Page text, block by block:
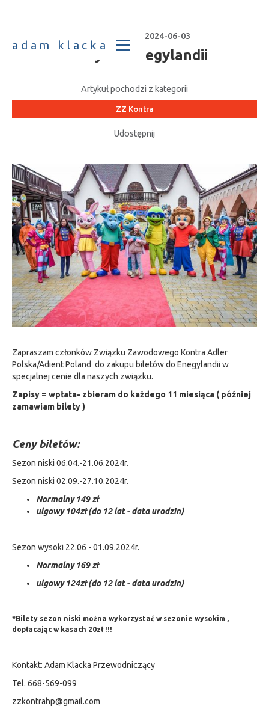
adam klacka
2024-06-03
Bilety do Enegylandii
Artykuł pochodzi z kategorii
ZZ Kontra
Udostępnij
Zapraszam członków Związku Zawodowego Kontra Adler
Polska/Adient Poland do zakupu biletów do Enegylandii w
specjalnej cenie dla naszych związku.
Zapisy = wpłata- zbieram do każdego 11 miesiąca ( później
zamawiam bilety )
Ceny biletów:
Sezon niski 06.04.-21.06.2024r.
Sezon niski 02.09.-27.10.2024r.
Normalny 149 zł
ulgowy 104zł (do 12 lat - data urodzin)
Sezon wysoki 22.06 - 01.09.2024r.
Normalny 169 zł
ulgowy 124zł (do 12 lat - data urodzin)
*Bilety sezon niski można wykorzystać w sezonie wysokim ,
dopłacając w kasach 20zł !!!
Kontakt: Adam Klacka Przewodniczący
Tel. 668-569-099
zzkontrahp@gmail.com